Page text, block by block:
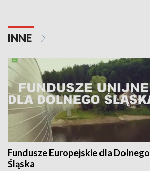
INNE
Fundusze Europejskie dla Dolnego
Śląska